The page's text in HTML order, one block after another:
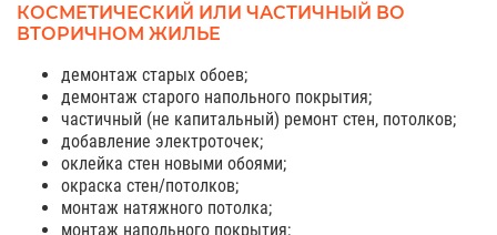
КОСМЕТИЧЕСКИЙ ИЛИ ЧАСТИЧНЫЙ ВО
ВТОРИЧНОМ ЖИЛЬЕ
демонтаж старых обоев;
демонтаж старого напольного покрытия;
частичный (не капитальный) ремонт стен, потолков;
добавление электроточек;
оклейка стен новыми обоями;
окраска стен/потолков;
монтаж натяжного потолка;
монтаж напольного покрытия;